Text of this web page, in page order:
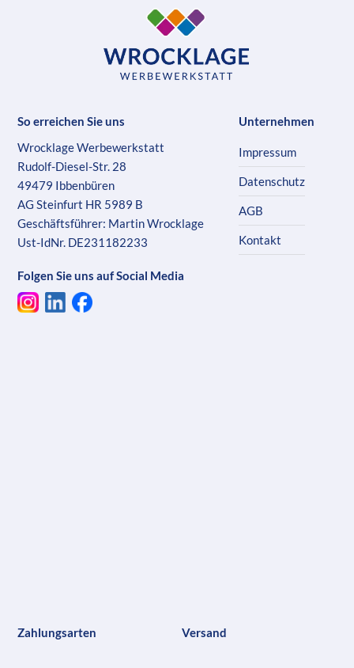
So erreichen Sie uns
Wrocklage Werbewerkstatt
Rudolf-Diesel-Str. 28
49479 Ibbenbüren
AG Steinfurt HR 5989 B
Geschäftsführer: Martin Wrocklage
Ust-IdNr. DE231182233
Folgen Sie uns auf Social Media
Unternehmen
Impressum
Datenschutz
AGB
Kontakt
Zahlungsarten Versand